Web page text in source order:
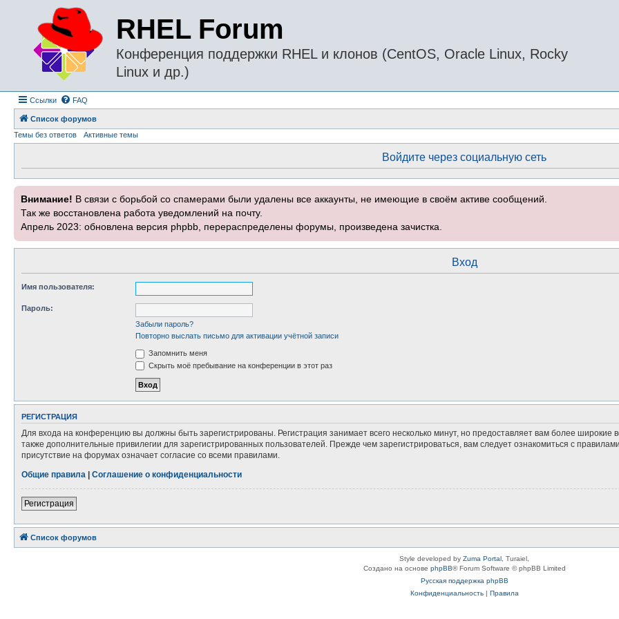
RHEL Forum
Конференция поддержки RHEL и клонов (CentOS, Oracle Linux, Rocky
Linux и др.)
Ссылки FAQ
Список форумов
Темы без ответов
Активные темы
Войдите через социальную сеть
Внимание! В связи с борьбой со спамерами были удалены все аккаунты, не имеющие в своём активе сообщений.
Так же восстановлена работа уведомлений на почту.
Апрель 2023: обновлена версия phpbb, перераспределены форумы, произведена зачистка.
Вход
Имя пользователя:
Пароль:
Забыли пароль?
Повторно выслать письмо для активации учётной записи
Запомнить меня
Скрыть моё пребывание на конференции в этот раз
РЕГИСТРАЦИЯ
Для входа на конференцию вы должны быть зарегистрированы. Регистрация занимает всего несколько минут, но предоставляет вам более
также дополнительные привилегии для зарегистрированных пользователей. Прежде чем зарегистрироваться, вам следует ознакомиться с
присутствие на форумах означает согласие со всеми правилами.
Общие правила | Соглашение о конфиденциальности
Регистрация
Список форумов
Style developed by Zuma Portal , Turaiel,
Создано на основе phpBB® Forum Software © phpBB Limited
Русская поддержка phpBB
Конфиденциальность| Правила